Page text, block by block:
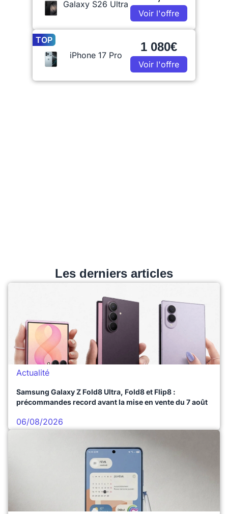
Galaxy S26 Ultra
Voir l'offre
TOP
iPhone 17 Pro
1 080€
Voir l'offre
Les derniers articles
Actualité
Samsung Galaxy Z Fold8 Ultra, Fold8 et Flip8 :
précommandes record avant la mise en vente du 7 août
06/08/2026